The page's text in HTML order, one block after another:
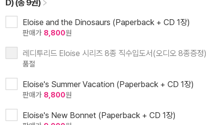
D) (총 9권)
Eloise and the Dinosaurs (Paperback + CD 1장)
판매가 8,800원
레디투리드 Eloise 시리즈 8종 직수입도서(오디오 8종증정)
품절
Eloise's Summer Vacation (Paperback + CD 1장)
판매가 8,800원
Eloise's New Bonnet (Paperback + CD 1장)